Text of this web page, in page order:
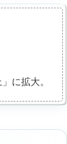
に拡大。